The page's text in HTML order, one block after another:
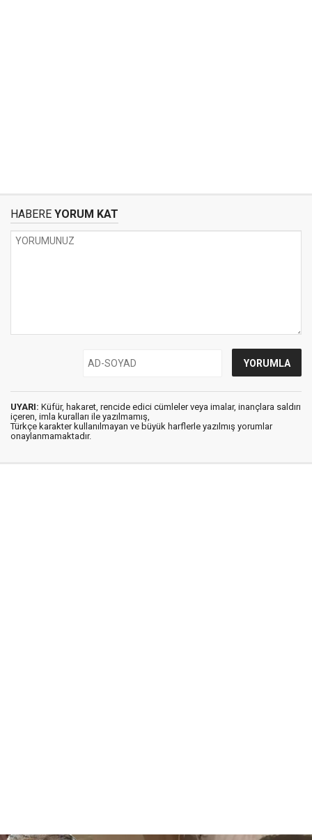
HABERE YORUM KAT
UYARI: Küfür, hakaret, rencide edici cümleler veya imalar, inançlara saldırı
içeren, imla kuralları ile yazılmamış,
Türkçe karakter kullanılmayan ve büyük harflerle yazılmış yorumlar
onaylanmamaktadır.